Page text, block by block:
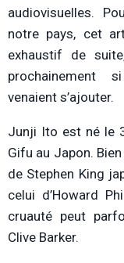
audiovisuelles.
notre pays, cet
exhaustif de
prochainement
venaient s’ajouter.
Junji Ito est né le
Gifu au Japon.
de Stephen King
celui d’Howard
cruauté peut
Clive Barker.